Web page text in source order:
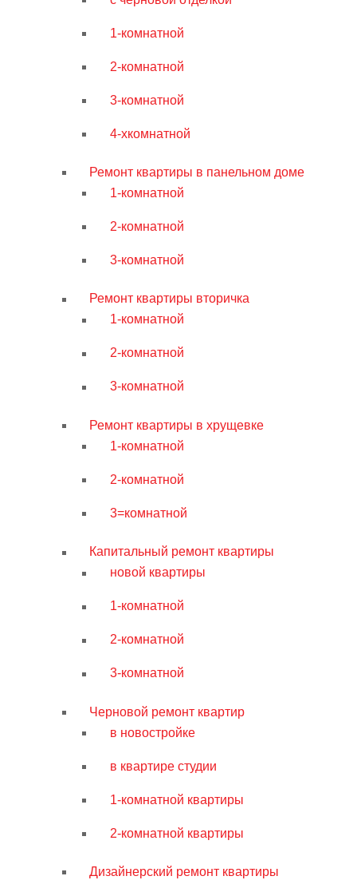
1-комнатной
2-комнатной
3-комнатной
4-хкомнатной
Ремонт квартиры в панельном доме
1-комнатной
2-комнатной
3-комнатной
Ремонт квартиры вторичка
1-комнатной
2-комнатной
3-комнатной
Ремонт квартиры в хрущевке
1-комнатной
2-комнатной
3=комнатной
Капитальный ремонт квартиры
новой квартиры
1-комнатной
2-комнатной
3-комнатной
Черновой ремонт квартир
в новостройке
в квартире студии
1-комнатной квартиры
2-комнатной квартиры
Дизайнерский ремонт квартиры